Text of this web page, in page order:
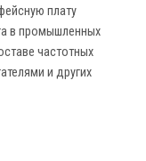
плату
в промышленных
частотных
и других